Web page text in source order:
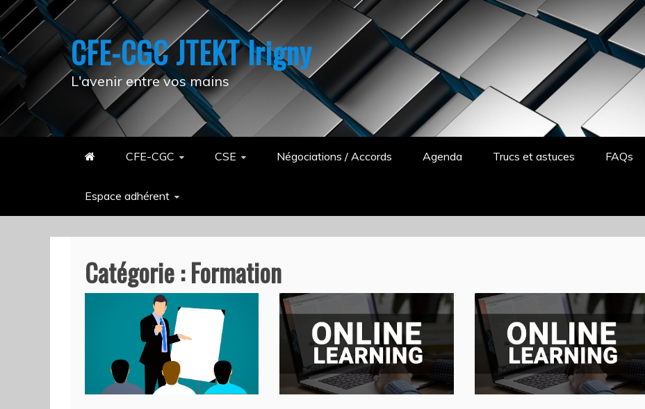
Skip
content
CFE-CGC JTEKT Irigny
L'avenir entre vos mains
CFE-CGC CSE Négociations / Accords Agenda Trucs et astuces FAQs
Espace adhérent
Catégorie :Formation